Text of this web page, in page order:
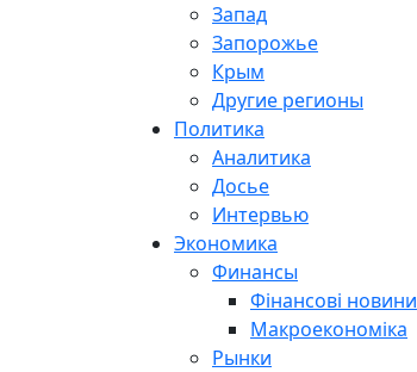
Запад
Запорожье
Крым
Другие регионы
Политика
Аналитика
Досье
Интервью
Экономика
Финансы
Фінансові новини
Макроекономіка
Рынки